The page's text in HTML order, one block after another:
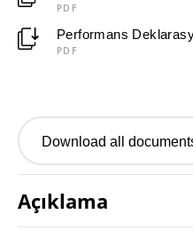
PDF
Performans
PDF
Download all
Açıklama